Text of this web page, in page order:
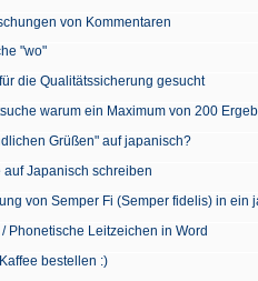
von Kommentaren
"wo"
die Qualitätssicherung gesucht
warum ein Maximum von 200
Grüßen" auf japanisch?
auf Japanisch schreiben
von Semper Fi (Semper fidelis) in ein
Phonetische Leitzeichen in Word
bestellen :)